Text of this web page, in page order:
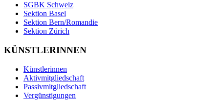
SGBK Schweiz
Sektion Basel
Sektion Bern/Romandie
Sektion Zürich
KÜNSTLERINNEN
Künstlerinnen
Aktivmitgliedschaft
Passivmitgliedschaft
Vergünstigungen